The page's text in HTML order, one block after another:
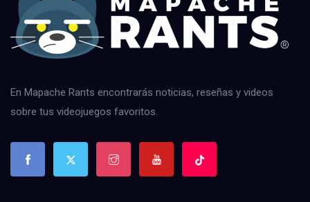
En Mapache Rants encontrarás noticias, reseñas y videos
sobre tus videojuegos favoritos.